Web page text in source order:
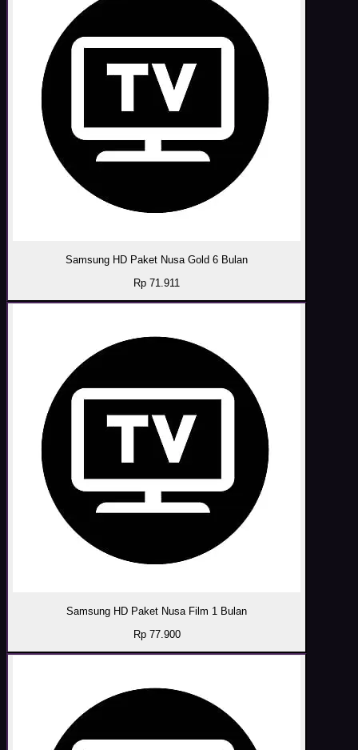
Samsung HD Paket Nusa Gold 6 Bulan
Rp 71.911
Samsung HD Paket Nusa Film 1 Bulan
Rp 77.900